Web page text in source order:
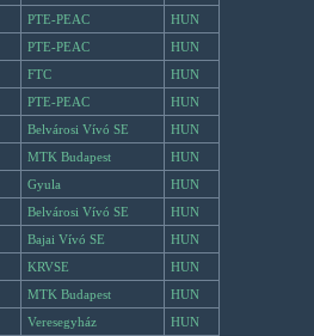
PTE-PEAC
HUN
PTE-PEAC
HUN
FTC
HUN
PTE-PEAC
HUN
Belvárosi Vívó SE
HUN
MTK Budapest
HUN
Gyula
HUN
Belvárosi Vívó SE
HUN
Bajai Vívó SE
HUN
KRVSE
HUN
MTK Budapest
HUN
Veresegyház
HUN